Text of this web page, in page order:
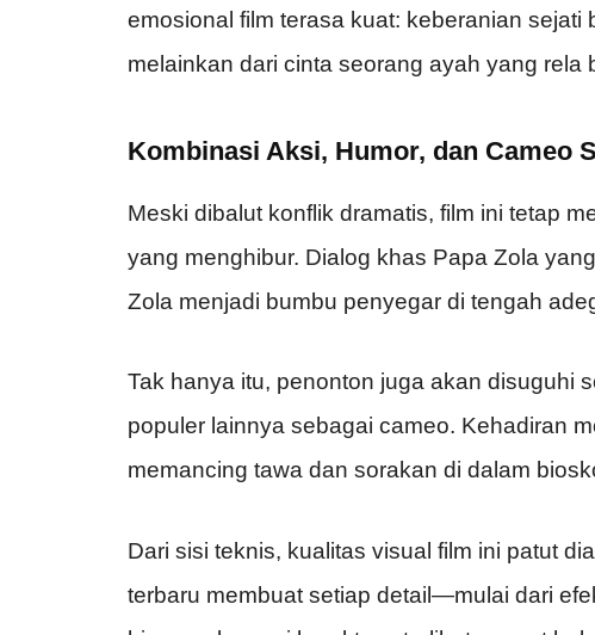
emosional film terasa kuat: keberanian sejati
melainkan dari cinta seorang ayah yang rela
Kombinasi Aksi, Humor, dan Cameo
Meski dibalut konflik dramatis, film ini tetap
yang menghibur. Dialog khas Papa Zola
Zola menjadi bumbu penyegar di tengah
Tak hanya itu, penonton juga akan disuguhi
populer lainnya sebagai cameo. Kehadiran
memancing tawa dan sorakan di dalam
Dari sisi teknis, kualitas visual film ini patut
terbaru membuat setiap detail—mulai dari